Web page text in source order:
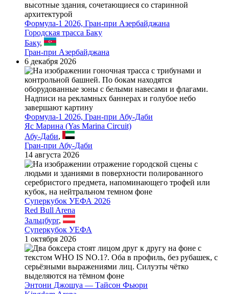
Формула-1 2026, Гран-при Азербайджана
Городская трасса Баку
Баку,
Гран-при Азербайджана
6 декабря 2026
Формула-1 2026, Гран-при Абу-Даби
Яс Марина (Yas Marina Circuit)
Абу-Даби,
Гран-при Абу-Даби
14 августа 2026
Суперкубок УЕФА 2026
Red Bull Arena
Зальцбург,
Суперкубок УЕФА
1 октября 2026
Энтони Джошуа — Тайсон Фьюри